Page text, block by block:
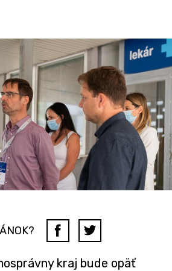
kraj bude opäť